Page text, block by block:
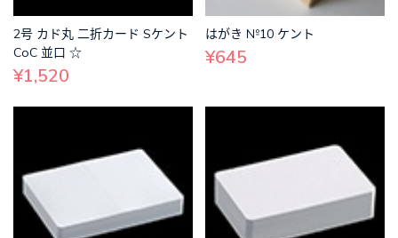
2号 カド丸 二折カード Sケント
CoC 並口 ☆
¥1,520
はがき №10 ケント
¥645